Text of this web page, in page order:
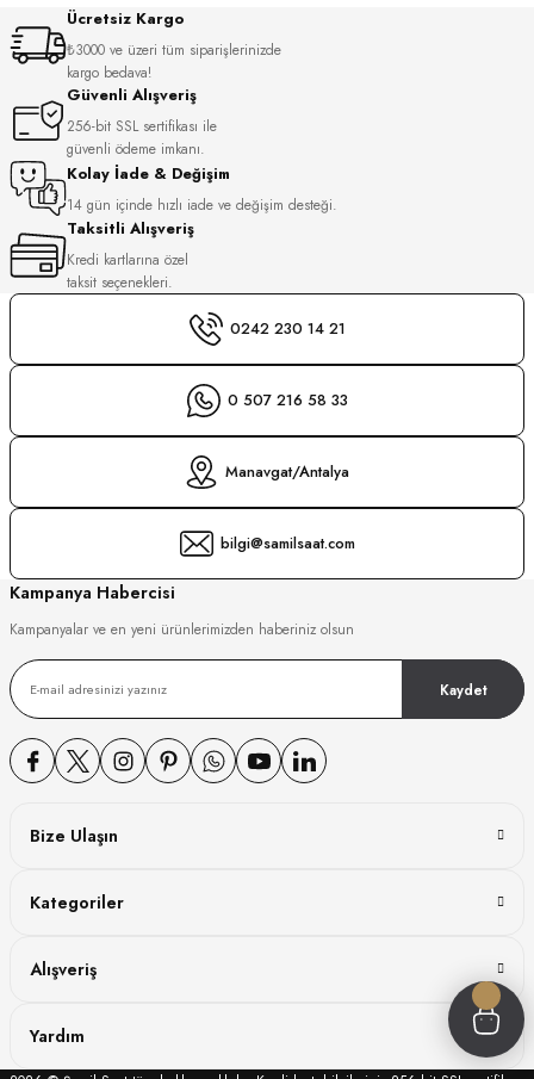
Ücretsiz Kargo
₺3000 ve üzeri tüm siparişlerinizde
kargo bedava!
Güvenli Alışveriş
256-bit SSL sertifikası ile
güvenli ödeme imkanı.
Kolay İade & Değişim
14 gün içinde hızlı iade ve değişim desteği.
Taksitli Alışveriş
Kredi kartlarına özel
taksit seçenekleri.
0242 230 14 21
0 507 216 58 33
Manavgat/Antalya
bilgi@samilsaat.com
Kampanya Habercisi
Kampanyalar ve en yeni ürünlerimizden haberiniz olsun
Kaydet
Bize Ulaşın
Kategoriler
Alışveriş
Yardım
WATCH
WATCH